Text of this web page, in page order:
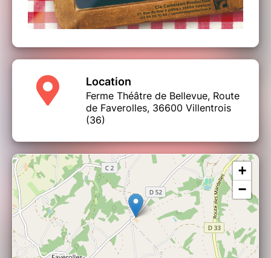
Location
Ferme Théâtre de Bellevue, Route
de Faverolles, 36600 Villentrois
(36)
+
−